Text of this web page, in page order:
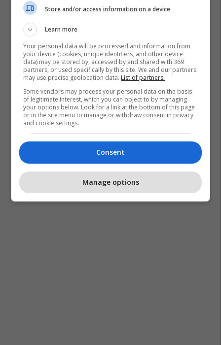
Store and/or access information on a device
Learn more
Your personal data will be processed and information from
your device (cookies, unique identifiers, and other device
data) may be stored by, accessed by and shared with 369
partners, or used specifically by this site. We and our partners
may use precise geolocation data. List of partners.
Some vendors may process your personal data on the basis
of legitimate interest, which you can object to by managing
your options below. Look for a link at the bottom of this page
or in the site menu to manage or withdraw consent in privacy
and cookie settings.
Consent
Manage options